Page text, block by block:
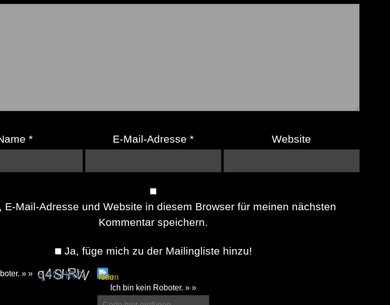
* E-Mail-Adresse* Website
E-Mail-Adresse und Website in diesem Browser für meinen nächsten
Kommentar speichern.
Ja, füge mich zu der Mailingliste hinzu!
» »
Ich bin kein Roboter. » »